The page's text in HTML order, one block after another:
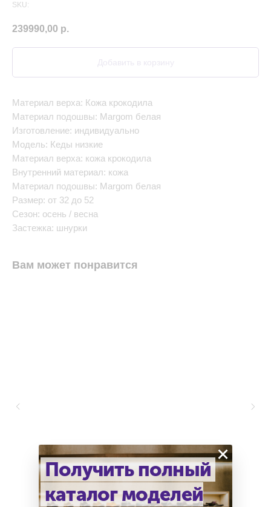
SKU:
239990,00 р.
Добавить в корзину
Материал верха: Кожа крокодила
Материал подошвы: Margom белая
Изготовление: индивидуально
Модель: Кеды низкие
Материал верха: кожа крокодила
Внутренний материал: кожа
Материал подошвы: Margom белая
Размер: от 32 до 52
Сезон: осень / весна
Застежка: шнурки
Вам может понравится
Получить полный
каталог моделей
×